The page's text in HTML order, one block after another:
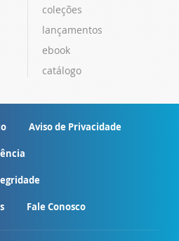
coleções
lançamentos
ebook
catálogo
Aviso de Privacidade
Fale Conosco